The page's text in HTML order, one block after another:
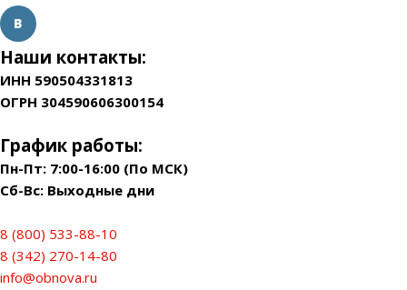
Наши контакты:
ИНН 590504331813
ОГРН 304590606300154
График работы:
Пн-Пт: 7:00-16:00 (По МСК)
Сб-Вс: Выходные дни
8 (800) 533-88-10
8 (342) 270-14-80
info@obnova.ru